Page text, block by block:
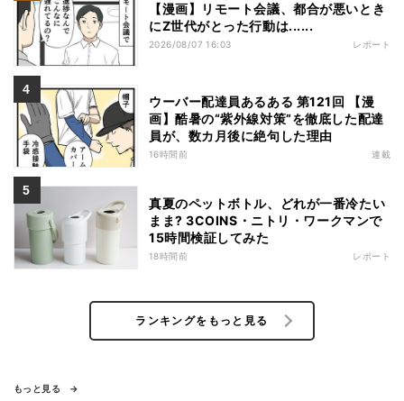
【漫画】リモート会議、都合が悪いとき
にZ世代がとった行動は......
2026/08/07 16:03 レポート
ウーバー配達員あるある 第121回 【漫
画】酷暑の“紫外線対策”を徹底した配達
員が、数カ月後に絶句した理由
16時間前 連載
真夏のペットボトル、どれが一番冷たい
まま? 3COINS・ニトリ・ワークマンで
15時間検証してみた
18時間前 レポート
ランキングをもっと見る
もっと見る